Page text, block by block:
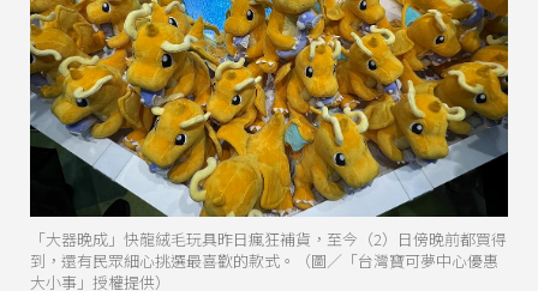
「大器晚成」快龍絨毛玩具昨日瘋狂補貨，至今（2）日傍晚前都買得
到，還有民眾細心挑選最喜歡的款式。（圖／「台灣寶可夢中心優惠
大小事」授權提供）